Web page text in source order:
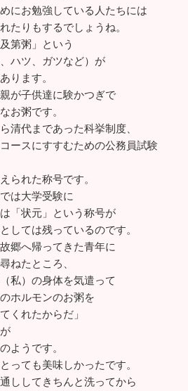
にお勉強している人たちには
たりもするでしょうね。
第粥」という
ハツ、ガツなど）が
ります。
が子供達に験かつぎで
お粥です。
清代まであった科挙制度、
ースにすすむための公務員試験
られた称号です。
は大学受験に
「状元」という称号が
しては残っているのです。
郷へ帰ってきた青年に
ねたところ、
私）の身体を気遣って
ホルモンのお粥を
くれたからだ」
ようです。
っても美味しかったです。
ししてきちんと洗ってから